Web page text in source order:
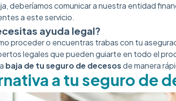
deberíamos comunicar a nuestra entidad
a este servicio.
ayuda legal?
proceder o encuentras trabas con tu
legales que pueden guiarte en todo el
baja de tu seguro de decesosde manera
a tu seguro de